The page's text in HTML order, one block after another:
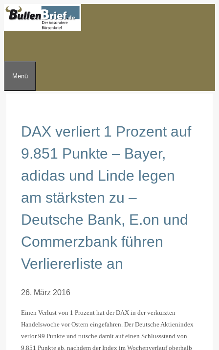
Zum
Inhalt
springen
Menü
DAX verliert 1 Prozent auf
9.851 Punkte – Bayer,
adidas und Linde legen
am stärksten zu –
Deutsche Bank, E.on und
Commerzbank führen
Verliererliste an
26. März 2016
Einen Verlust von 1 Prozent hat der DAX in der verkürzten
Handelswoche vor Ostern eingefahren. Der Deutsche Aktienindex
verlor 99 Punkte und rutsche damit auf einen Schlussstand von
9.851 Punkte ab, nachdem der Index im Wochenverlauf oberhalb